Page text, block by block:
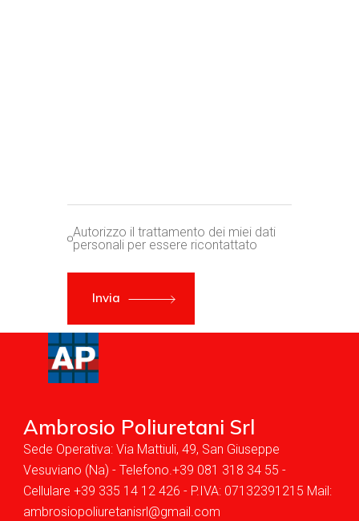
Autorizzo il trattamento dei miei dati
personali per essere ricontattato
Invia
Ambrosio Poliuretani Srl
Sede Operativa: Via Mattiuli, 49, San Giuseppe
Vesuviano (Na) - Telefono.+39 081 318 34 55 -
Cellulare +39 335 14 12 426 - P.IVA: 07132391215 Mail:
ambrosiopoliuretanisrl@gmail.com